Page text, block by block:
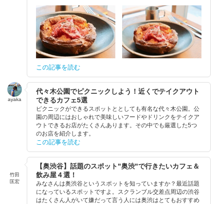
この記事を読む
ayaka
代々木公園でピクニックしよう！近くでテイクアウト
できるカフェ5選
ピクニックができるスポットととしても有名な代々木公園。公
園の周辺にはおしゃれで美味しいフードやドリンクをテイクア
ウトできるお店がたくさんあります。その中でも厳選した5つ
のお店を紹介します。
この記事を読む
竹田
匡宏
【奥渋谷】話題のスポット"奥渋"で行きたいカフェ＆
飲み屋４選！
みなさんは奥渋谷というスポットを知っていますか？最近話題
になっているスポットですよ。スクランブル交差点周辺の渋谷
はたくさん人がいて嫌だって言う人には奥渋はとてもおすすめ